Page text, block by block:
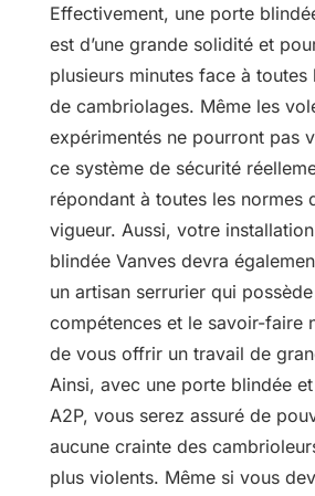
Effectivement, une porte
est d’une grande solidité et
plusieurs minutes face à toutes
de cambriolages. Même les
expérimentés ne pourront pas
ce système de sécurité
répondant à toutes les normes
vigueur. Aussi, votre
blindée Vanves devra
un artisan serrurier qui
compétences et le savoir-faire
de vous offrir un travail de
Ainsi, avec une porte blindée
A2P, vous serez assuré de
aucune crainte des
plus violents. Même si vous